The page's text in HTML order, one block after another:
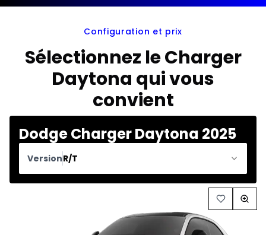
Configuration et prix
Sélectionnez le Charger
Daytona qui vous
convient
Dodge Charger Daytona 2025
VersionR/T